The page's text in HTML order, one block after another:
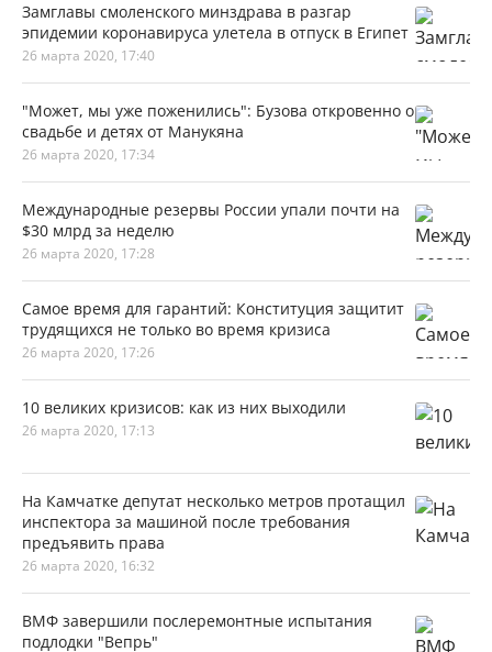
Замглавы смоленского минздрава в разгар
эпидемии коронавируса улетела в отпуск в Египет
26 марта 2020, 17:40
"Может, мы уже поженились": Бузова откровенно о
свадьбе и детях от Манукяна
26 марта 2020, 17:34
Международные резервы России упали почти на
$30 млрд за неделю
26 марта 2020, 17:28
Самое время для гарантий: Конституция защитит
трудящихся не только во время кризиса
26 марта 2020, 17:26
10 великих кризисов: как из них выходили
26 марта 2020, 17:13
На Камчатке депутат несколько метров протащил
инспектора за машиной после требования
предъявить права
26 марта 2020, 16:32
ВМФ завершили послеремонтные испытания
подлодки "Вепрь"